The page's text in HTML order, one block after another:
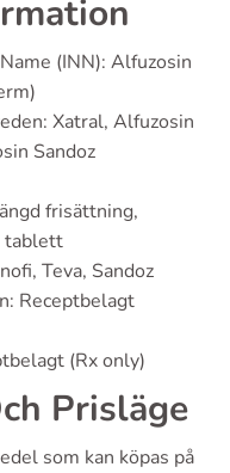
(INN): Alfuzosin
Xatral, Alfuzosin
Sandoz
frisättning,
tablett
Teva, Sandoz
Receptbelagt
(Rx only)
Prisläge
som kan köpas på